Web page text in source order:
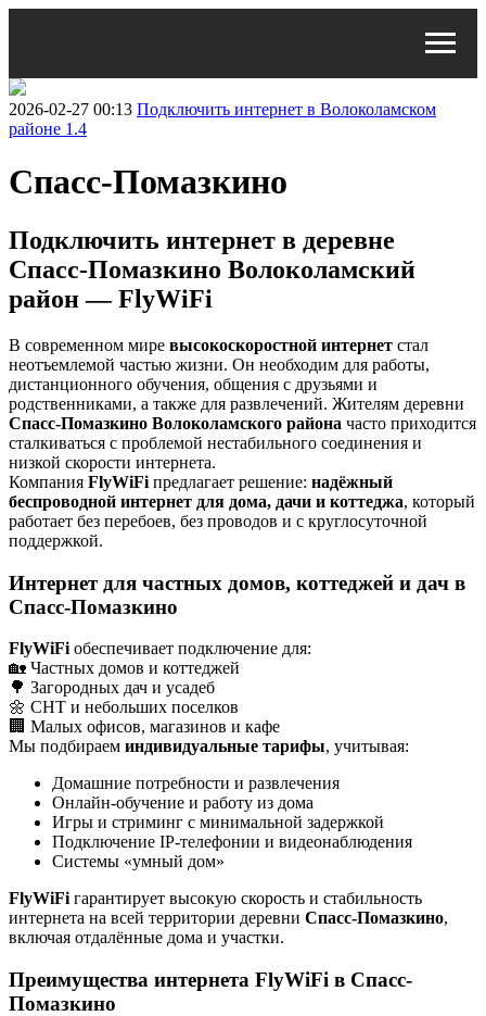
2026-02-27 00:13 Подключить интернет в Волоколамском
районе 1.4
Спасс-Помазкино
Подключить интернет в деревне
Спасс-Помазкино Волоколамский
район — FlyWiFi
В современном мире высокоскоростной интернет стал
неотъемлемой частью жизни. Он необходим для работы,
дистанционного обучения, общения с друзьями и
родственниками, а также для развлечений. Жителям деревни
Спасс-Помазкино Волоколамского района часто приходится
сталкиваться с проблемой нестабильного соединения и
низкой скорости интернета.
Компания FlyWiFi предлагает решение: надёжный
беспроводной интернет для дома, дачи и коттеджа, который
работает без перебоев, без проводов и с круглосуточной
поддержкой.
Интернет для частных домов, коттеджей и дач в
Спасс-Помазкино
FlyWiFi обеспечивает подключение для:
🏡 Частных домов и коттеджей
🌳 Загородных дач и усадеб
🌼 СНТ и небольших поселков
🏢 Малых офисов, магазинов и кафе
Мы подбираем индивидуальные тарифы, учитывая:
Домашние потребности и развлечения
Онлайн-обучение и работу из дома
Игры и стриминг с минимальной задержкой
Подключение IP-телефонии и видеонаблюдения
Системы «умный дом»
FlyWiFi гарантирует высокую скорость и стабильность
интернета на всей территории деревни Спасс-Помазкино,
включая отдалённые дома и участки.
Преимущества интернета FlyWiFi в Спасс-
Помазкино